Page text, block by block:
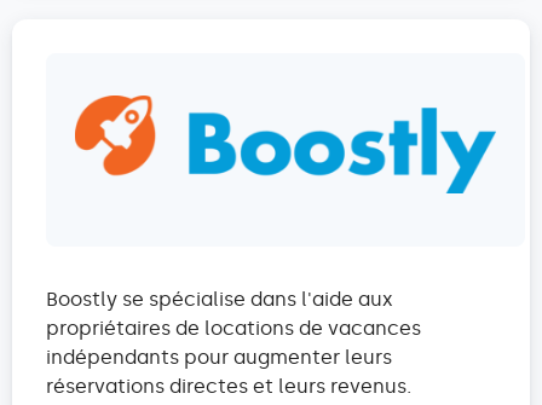
Boostly se spécialise dans l'aide aux
propriétaires de locations de vacances
indépendants pour augmenter leurs
réservations directes et leurs revenus.